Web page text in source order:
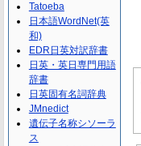
Tatoeba
日本語WordNet(英
和)
EDR日英対訳辞書
日英・英日専門用語
辞書
日英固有名詞辞典
JMnedict
遺伝子名称シソーラ
ス